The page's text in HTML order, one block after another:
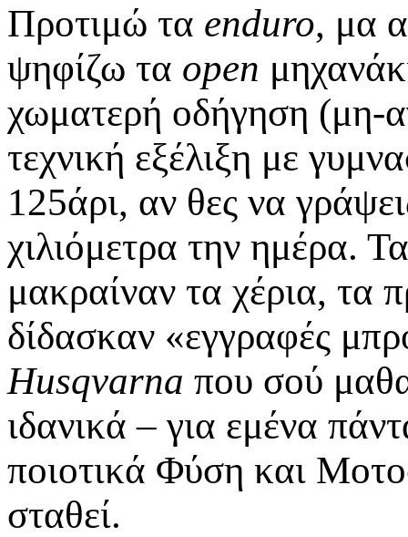
Προτιμώ τα enduro, μα
ψηφίζω τα open
χωματερή οδήγηση (μη-
τεχνική εξέλιξη με
125άρι, αν θες να
χιλιόμετρα την ημέρα.
μακραίναν τα χέρια, τα
δίδασκαν «εγγραφές
Husqvarna που σού
ιδανικά – για εμένα
ποιοτικά Φύση και
σταθεί.